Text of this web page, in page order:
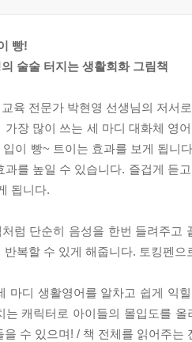
빵!
술술 터지는 생활회화 그림책
육 전문가 박현영 선생님의 저서
가장 많이 쓰는 세 마디 대화체 영
입이 빵~ 트이는 효과를 보게 됩니
과를 높일 수 있습니다. 즐겁게 듣
됩니다.
처럼 단순히 음성을 한번 들려주
반복할 수 있게 해줍니다. 토킹펜
마디 생활영어를 알차고 쉽게 익
는 캐릭터로 아이들의 몰입도를
을 수 있으며! / 책 전체를 읽어주